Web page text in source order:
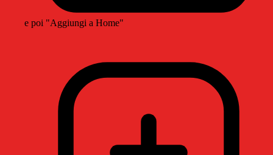
e poi "Aggiungi a Home"